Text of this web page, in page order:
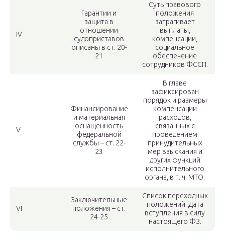
IV
Гарантии и
защита в
отношении
судоприставов
описаны в ст. 20-
21
Суть правового
положения
затрагивает
выплаты,
компенсации,
социальное
обеспечение
сотрудников ФССП.
V
Финансирование
и материальная
оснащенность
федеральной
службы – ст. 22-
23
В главе
зафиксирован
порядок и размеры
компенсации
расходов,
связанных с
проведением
принудительных
мер взыскания и
других функций
исполнительного
органа, в т. ч. МТО.
VI
Заключительные
положения – ст.
24-25
Список переходных
положений. Дата
вступления в силу
настоящего ФЗ.